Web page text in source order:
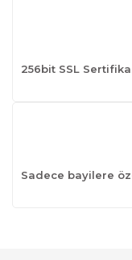
256bit SSL
Sadece bayilere